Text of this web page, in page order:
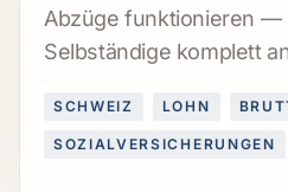
Abzüge funktionieren —
Selbständige komplett
SCHWEIZ LOHN
SOZIALVERSICHERUNGEN